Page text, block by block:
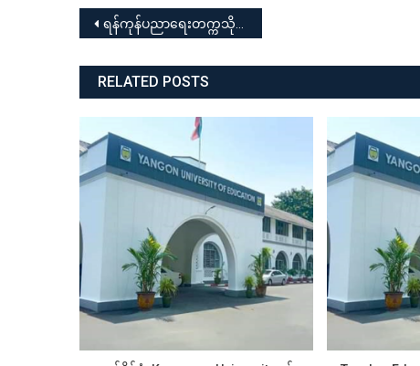
ဂျပန်နိုင်ငံ၊ Kanazawa University နှင့်
Chukyo University တို့မှ
ပါမောက္ခ(၃)ဦး၊ ရန်ကုန်ပညာရေး
တက္ကသိုလ်မှ ဆရာ၊ဆရာမများနှင့်
ကျောင်းသား၊ကျောင်းသူများအား
Health Education နှင့် ပတ်သက်သော
သင်ခန်းစာများ ဆွေးနွေးပို့ချခြင်း၊
လက်တွေ့သရုပ်ပြခြင်း
Teacher